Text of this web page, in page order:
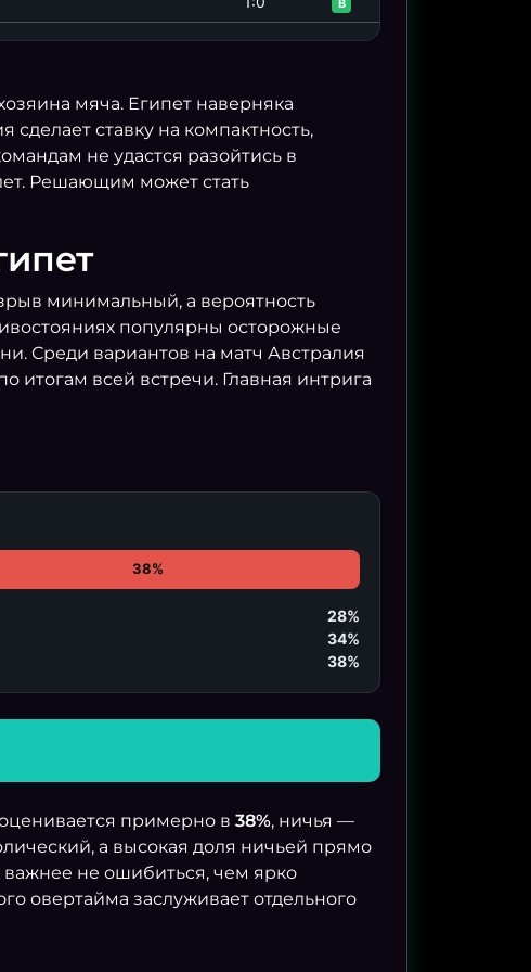
В
мяча. Египет наверняка
ставку на компактность,
не удастся разойтись в
Решающим может стать
минимальный, а вероятность
популярны осторожные
Среди вариантов на матч Австралия
итогам всей встречи. Главная интрига
38%
28%
34%
38%
примерно в 38%, ничья —
а высокая доля ничьей прямо
не ошибиться, чем ярко
овертайма заслуживает отдельного